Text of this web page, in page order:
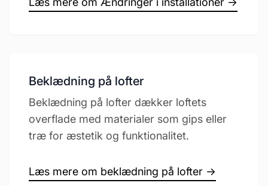
Beklædning på lofter
Beklædning på lofter dækker loftets
overflade med materialer som gips eller
træ for æstetik og funktionalitet.
Læs mere om beklædning på lofter →